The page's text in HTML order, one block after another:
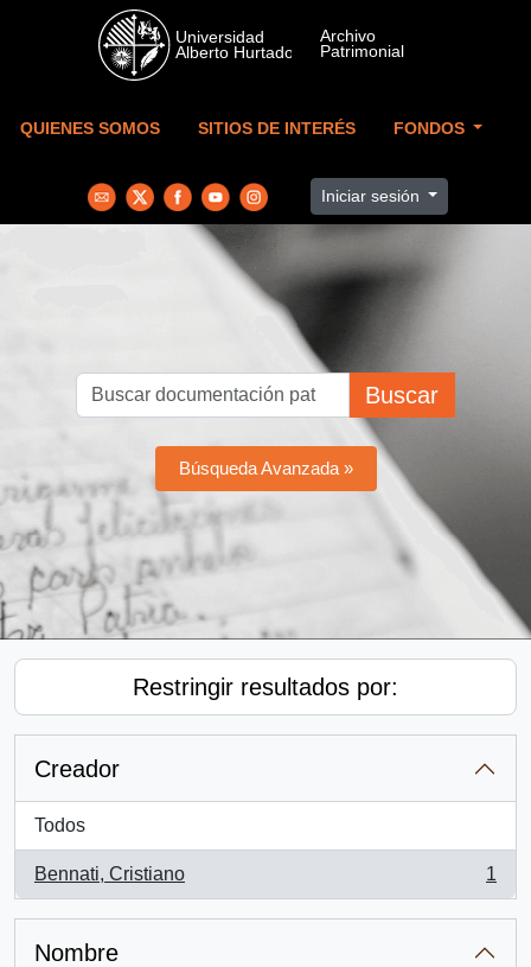
Skip to main content
QUIENES SOMOS SITIOS DE INTERÉS FONDOS
Iniciar sesión
Buscar
Búsqueda Avanzada »
Restringir resultados por:
Creador
Todos
Bennati, Cristiano
, 1 resultados
1
Nombre